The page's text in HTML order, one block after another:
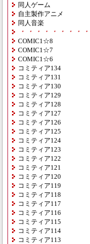
同人ゲーム
自主製作アニメ
同人音楽
・・・・・・・・
COMIC1☆8
COMIC1☆7
COMIC1☆6
コミティア134
コミティア131
コミティア130
コミティア129
コミティア128
コミティア127
コミティア126
コミティア125
コミティア124
コミティア123
コミティア122
コミティア121
コミティア120
コミティア119
コミティア118
コミティア117
コミティア116
コミティア115
コミティア114
コミティア113